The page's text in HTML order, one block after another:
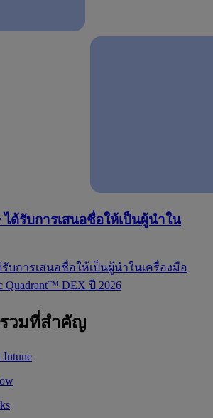
ได้รับการเสนอชื่อให้เป็นผู้นำใน
รับการเสนอชื่อให้เป็นผู้นำในเครื่องมือ
Quadrant™ DEX ปี 2026
วมที่สำคัญ
Intune